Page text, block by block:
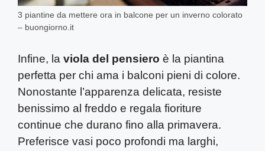
3 piantine da mettere ora in balcone per un inverno colorato
– buongiorno.it
Infine, la viola del pensiero è la piantina
perfetta per chi ama i balconi pieni di colore.
Nonostante l’apparenza delicata, resiste
benissimo al freddo e regala fioriture
continue che durano fino alla primavera.
Preferisce vasi poco profondi ma larghi,